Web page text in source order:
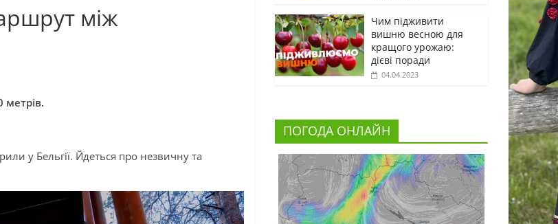
між
метрів.
у Бельгії. Йдеться про незвичну та
Чим підживити
вишню весною для
кращого урожаю:
дієві поради
04.04.2023
ПОГОДА ОНЛАЙН